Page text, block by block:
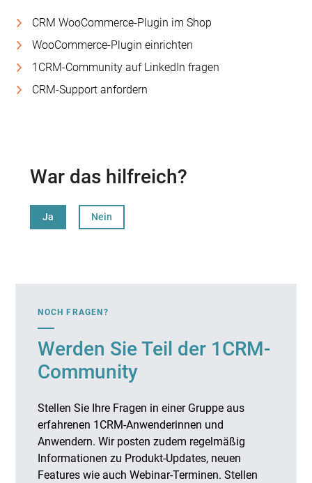
CRM WooCommerce-Plugin im Shop
WooCommerce-Plugin einrichten
1CRM-Community auf LinkedIn fragen
CRM-Support anfordern
War das hilfreich?
Ja Nein
NOCH FRAGEN?
Werden Sie Teil der 1CRM-
Community
Stellen Sie Ihre Fragen in einer Gruppe aus
erfahrenen 1CRM-Anwenderinnen und
Anwendern. Wir posten zudem regelmäßig
Informationen zu Produkt-Updates, neuen
Features wie auch Webinar-Terminen. Stellen